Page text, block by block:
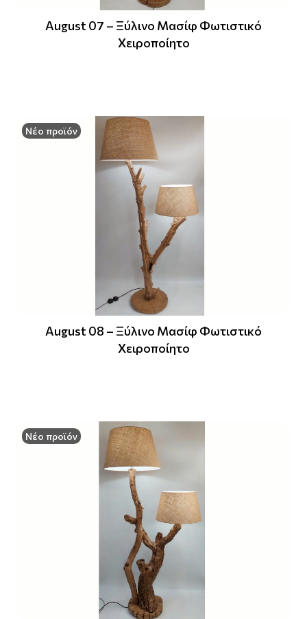
August 07 – Ξύλινο Μασίφ Φωτιστικό
Χειροποίητο
Νέο προϊόν
August 08 – Ξύλινο Μασίφ Φωτιστικό
Χειροποίητο
Νέο προϊόν